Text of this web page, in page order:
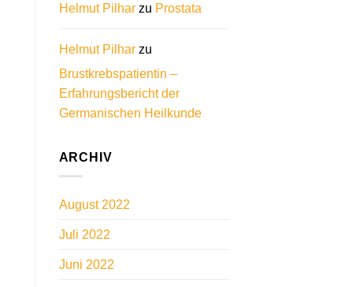
Helmut Pilharzu Prostata
Helmut Pilharzu
Brustkrebspatientin –
Erfahrungsbericht der
Germanischen Heilkunde
ARCHIV
August 2022
Juli 2022
Juni 2022